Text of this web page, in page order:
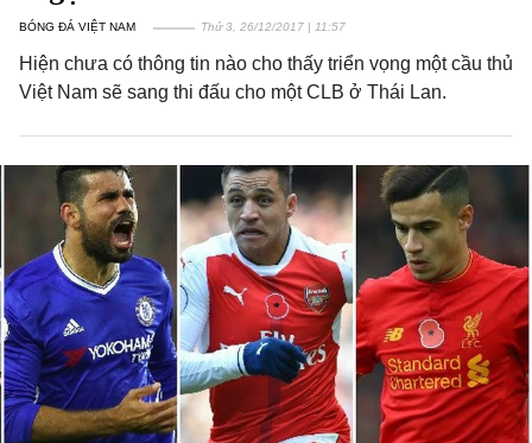
BÓNG ĐÁ VIỆT NAM Thứ 3, 26/12/2017 | 11:57
Hiện chưa có thông tin nào cho thấy triển vọng một cầu thủ
Việt Nam sẽ sang thi đấu cho một CLB ở Thái Lan.